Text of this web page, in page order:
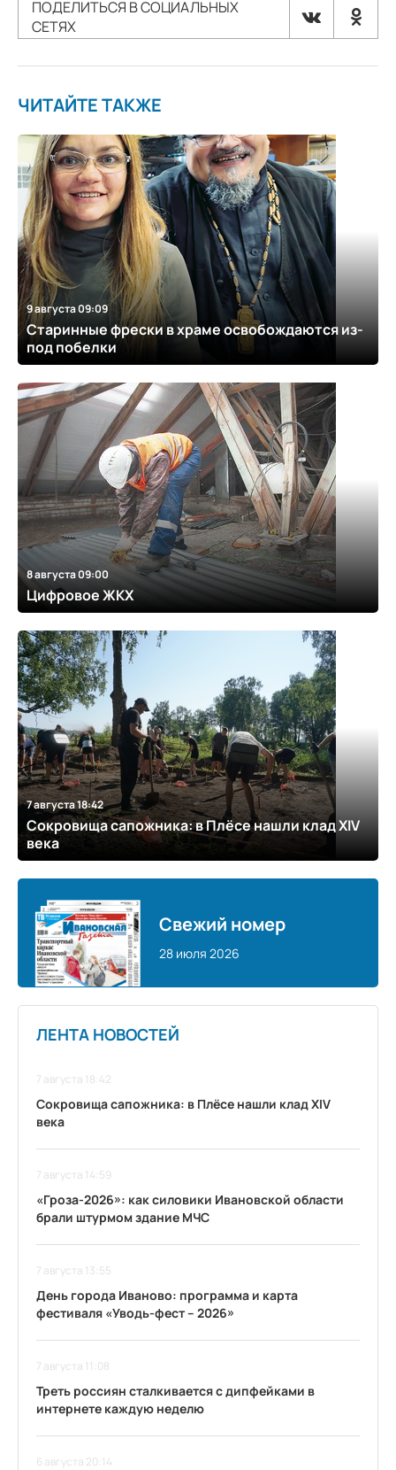
ПОДЕЛИТЬСЯ В СОЦИАЛЬНЫХ
СЕТЯХ
ЧИТАЙТЕ ТАКЖЕ
9 августа 09:09
Старинные фрески в храме освобождаются из-
под побелки
8 августа 09:00
Цифровое ЖКХ
7 августа 18:42
Сокровища сапожника: в Плёсе нашли клад XIV
века
Свежий номер
28 июля 2026
ЛЕНТА НОВОСТЕЙ
7 августа 18:42
Сокровища сапожника: в Плёсе нашли клад XIV
века
7 августа 14:59
«Гроза-2026»: как силовики Ивановской области
брали штурмом здание МЧС
7 августа 13:55
День города Иваново: программа и карта
фестиваля «Уводь-фест – 2026»
7 августа 11:08
Треть россиян сталкивается с дипфейками в
интернете каждую неделю
6 августа 20:14